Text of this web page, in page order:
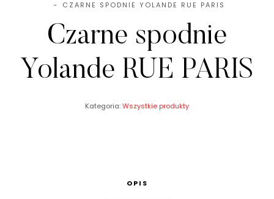
CZARNE SPODNIE YOLANDE RUE PARIS
Czarne spodnie
Yolande RUE PARIS
Kategoria:Wszystkie produkty
OPIS